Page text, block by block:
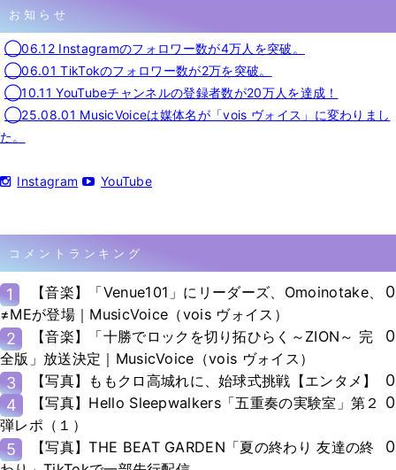
お知らせ
◯06.12 Instagramのフォロワー数が4万人を突破。
◯06.01 TikTokのフォロワー数が2万を突破。
◯10.11 YouTubeチャンネルの登録者数が20万人を達成！
◯25.08.01 MusicVoiceは媒体名が「vois ヴォイス」に変わりまし
た。
Instagram YouTube
コメントランキング
1
【音楽】「Venue101」にリーダーズ、Omoinotake、
≠MEが登場｜MusicVoice（vois ヴォイス）
0
2
【音楽】「十勝でロックを切り拓ひらく～ZION～ 完
全版」放送決定｜MusicVoice（vois ヴォイス）
0
3 【写真】ももクロ高城れに、始球式挑戦【エンタメ】
0
4
【写真】Hello Sleepwalkers「五重奏の実験室」第２
弾レポ（１）
0
5
【写真】THE BEAT GARDEN「夏の終わり 友達の終
0